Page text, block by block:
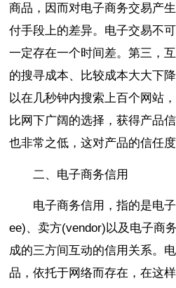
商品，因而对电子商务交易产
付手段上的差异。电子交易不
一定存在一个时间差。第三，
的搜寻成本、比较成本大大下
以在几秒钟内搜索上百个网站
比网下广阔的选择，获得产品
也非常之低，这对产品的信任
二、电子商务信用
电子商务信用，指的是电
ee)、卖方(vendor)以及电子商
成的三方间互动的信用关系。
品，依托于网络而存在，在这